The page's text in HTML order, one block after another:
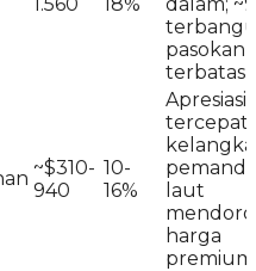
pasokan
terbatas
~$310-
940
10-
16%
Apresiasi
tercepat;
laut
harga
premium